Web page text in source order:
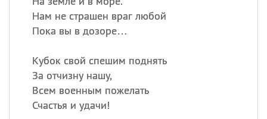
Нам не страшен враг любой
Пока вы в дозоре…
Кубок свой спешим поднять
За отчизну нашу,
Всем военным пожелать
Счастья и удачи!